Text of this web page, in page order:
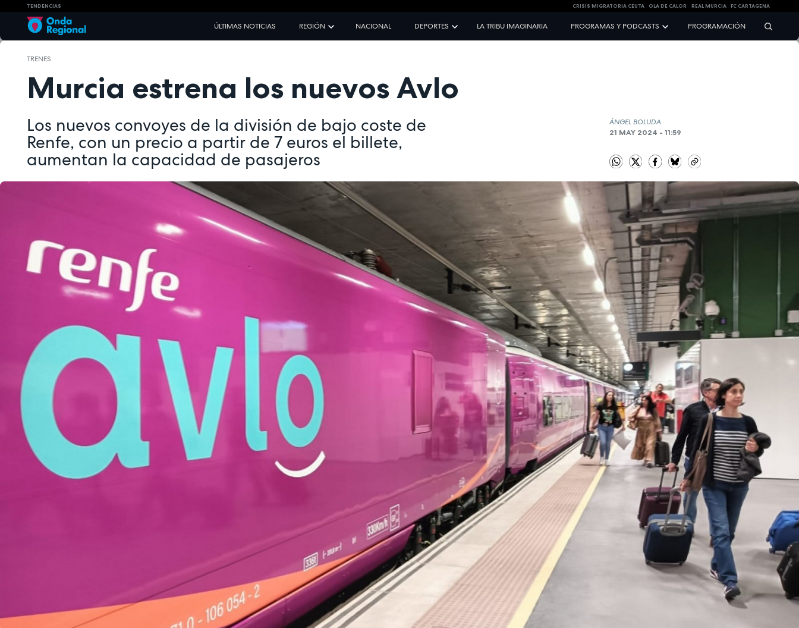
TENDENCIAS CRISIS MIGRATORIA CEUTA OLA DE CALOR REAL MURCIA FC CARTAGENA
ÚLTIMAS NOTICIAS REGIÓN NACIONAL DEPORTES LA TRIBU IMAGINARIA PROGRAMAS Y PODCASTS PROGRAMACIÓN
TRENES
Murcia estrena los nuevos Avlo
Los nuevos convoyes de la división de bajo coste de
Renfe, con un precio a partir de 7 euros el billete,
aumentan la capacidad de pasajeros
ÁNGEL BOLUDA
21 MAY 2024 - 11:59